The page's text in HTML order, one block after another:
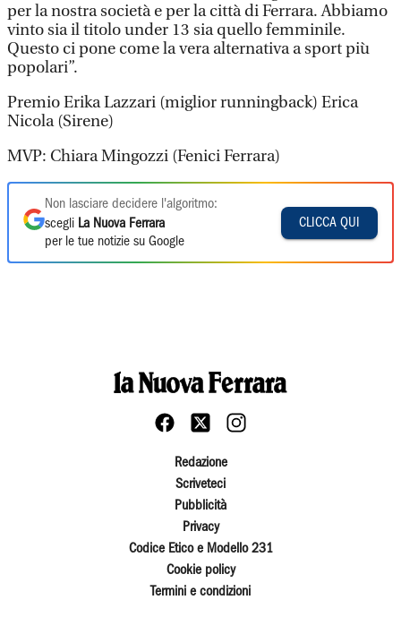
per la nostra società e per la città di Ferrara. Abbiamo
vinto sia il titolo under 13 sia quello femminile.
Questo ci pone come la vera alternativa a sport più
popolari”.
Premio Erika Lazzari (miglior runningback) Erica
Nicola (Sirene)
MVP: Chiara Mingozzi (Fenici Ferrara)
Non lasciare decidere l'algoritmo:
scegli La Nuova Ferrara
per le tue notizie su Google
CLICCA QUI
Redazione
Scriveteci
Pubblicità
Privacy
Codice Etico e Modello 231
Cookie policy
Termini e condizioni